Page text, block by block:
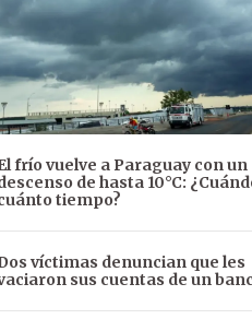
frío vuelve a Paraguay con un
de hasta 10°C:
tiempo?
víctimas denuncian que les
sus cuentas de un